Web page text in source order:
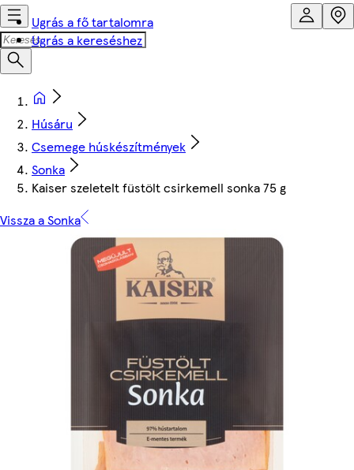
Ugrás a fő tartalomra
Ugrás a kereséshez
Húsáru
Csemege húskészítmények
Sonka
Kaiser szeletelt füstölt csirkemell sonka 75 g
Vissza a Sonka